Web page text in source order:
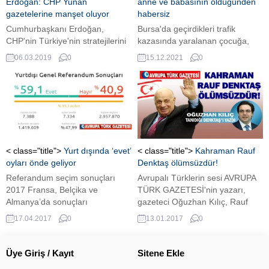
“ABD’nin Suriye’ye muhtemel
saldırısı konusundaki duruşumuz
açıktır. ABD...
gazetelerine manşet oluyor
Cumhurbaşkanı Erdoğan,
CHP'nin Türkiye'nin stratejilerini
anlamadığını ve üstüne üstlük
bunlara engel olmak istediği için
de Yunan gazetelerine manşet
olduğunu vurguladı.
06.03.2019 0
habersiz
Bursa'da geçirdikleri trafik
kazasında yaralanan çocuğa,
anne ve babasını kaybettiği
söylenmedi.
15.12.2021 0
< class="title"> Yurt dışında ‘evet’
oyları önde geliyor
Referandum seçim sonuçları
2017 Fransa, Belçika ve
Almanya’da sonuçları
bekleniyordu.
17.04.2017 0
< class="title"> Kahraman Rauf
Denktaş ölümsüzdür!
Avrupalı Türklerin sesi AVRUPA
TÜRK GAZETESİ'nin yazarı,
gazeteci Oğuzhan Kılıç, Rauf
Denktaş'ı kaleme aldı. Hollanda
Türk Gençlik Kuruluşları
Başkanı sıfatıyla, 13 Ocak 2012
13.01.2017 0
Üye Giriş / Kayıt Sitene Ekle